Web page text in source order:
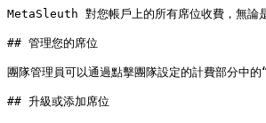
MetaSleuth 對您帳戶上的所有席位收費，無論
## 管理您的席位
團隊管理員可以通過點擊團隊設定的計費部分中
## 升級或添加席位